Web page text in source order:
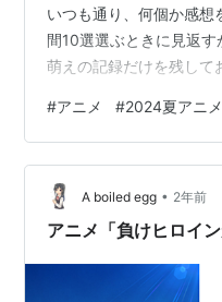
いつも通り、何個か感想
間10選選ぶときに見返
萌えの記録だけを残し
リア わんぷり 逃げ若 下
小市民 推しの子 A ダン
なれ B ふたきれ SHY メ
りり C シャドバF なぜ
あそび 義妹 アイプリ…
#アニメ #2024夏アニメ
A boiled egg • 2年前
アニメ「負けヒロイ